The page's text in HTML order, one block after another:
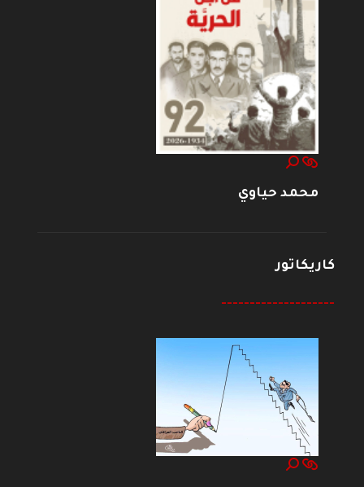
محمد حياوي
كاريكاتور
--------------------